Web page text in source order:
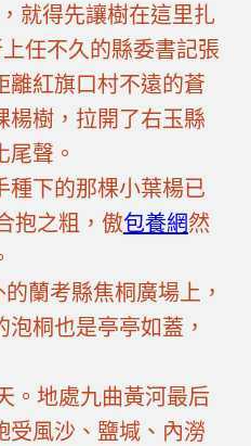
得先讓樹在這里扎
任不久的縣委書記張
離紅旗口村不遠的蒼
楊樹，拉開了右玉縣
聲。
下的那棵小葉楊已
抱之粗，傲包養網然
考縣焦桐廣場上，
桐也是亭亭如蓋，
地處九曲黃河最后
受風沙、鹽堿、內澇